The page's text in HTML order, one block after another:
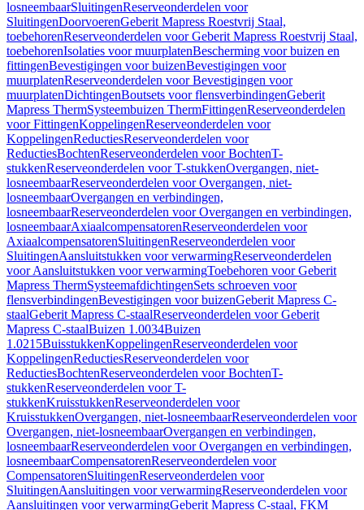
losneembaarSluitingenReserveonderdelen voor
SluitingenDoorvoerenGeberit Mapress Roestvrij Staal,
toebehorenReserveonderdelen voor Geberit Mapress Roestvrij Staal,
toebehorenIsolaties voor muurplatenBescherming voor buizen en
fittingenBevestigingen voor buizenBevestigingen voor
muurplatenReserveonderdelen voor Bevestigingen voor
muurplatenDichtingenBoutsets voor flensverbindingenGeberit
Mapress ThermSysteembuizen ThermFittingenReserveonderdelen
voor FittingenKoppelingenReserveonderdelen voor
KoppelingenReductiesReserveonderdelen voor
ReductiesBochtenReserveonderdelen voor BochtenT-
stukkenReserveonderdelen voor T-stukkenOvergangen, niet-
losneembaarReserveonderdelen voor Overgangen, niet-
losneembaarOvergangen en verbindingen,
losneembaarReserveonderdelen voor Overgangen en verbindingen,
losneembaarAxiaalcompensatorenReserveonderdelen voor
AxiaalcompensatorenSluitingenReserveonderdelen voor
SluitingenAansluitstukken voor verwarmingReserveonderdelen
voor Aansluitstukken voor verwarmingToebehoren voor Geberit
Mapress ThermSysteemafdichtingenSets schroeven voor
flensverbindingenBevestigingen voor buizenGeberit Mapress C-
staalGeberit Mapress C-staalReserveonderdelen voor Geberit
Mapress C-staalBuizen 1.0034Buizen
1.0215BuisstukkenKoppelingenReserveonderdelen voor
KoppelingenReductiesReserveonderdelen voor
ReductiesBochtenReserveonderdelen voor BochtenT-
stukkenReserveonderdelen voor T-
stukkenKruisstukkenReserveonderdelen voor
KruisstukkenOvergangen, niet-losneembaarReserveonderdelen voor
Overgangen, niet-losneembaarOvergangen en verbindingen,
losneembaarReserveonderdelen voor Overgangen en verbindingen,
losneembaarCompensatorenReserveonderdelen voor
CompensatorenSluitingenReserveonderdelen voor
SluitingenAansluitingen voor verwarmingReserveonderdelen voor
Aansluitingen voor verwarmingGeberit Mapress C-staal, FKM